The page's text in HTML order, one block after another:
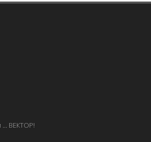
... ВЕКТОР!